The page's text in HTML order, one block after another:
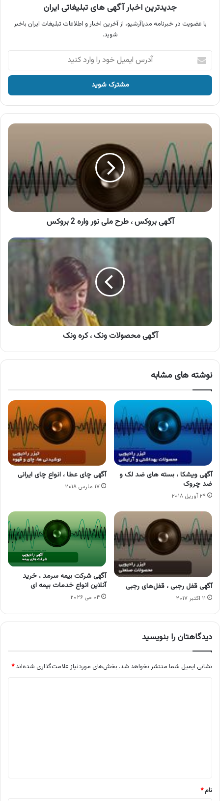
جدیدترین اخبار آگهی های تبلیغاتی ایران
با عضویت در خبرنامه مدیاآرشیو، از آخرین اخبار و اطلاعات تبلیغات ایران باخبر
شوید.
آدرس
ایمیل
خود
وارد
کنید
آگهی
،
طرح
ملی
نور
واره
بروکس
آگهی بروکس ، طرح ملی نور واره 2 بروکس
آگهی
ونک
آگهی محصولات ونک ، کره ونک
نوشته های مشابه
آگهی ویشکا ، بسته های ضد لک و
ضد چروک
۲۹ آوریل ۲۰۱۸
آگهی چای عطا ، انواع چای ایرانی
۱۷ مارس ۲۰۱۸
آگهی قفل رجبی ، قفل‌های رجبی
۱۱ اکتبر ۲۰۱۷
آگهی شرکت بیمه سرمد ، خرید
آنلاین انواع خدمات بیمه ای
۰۴ می ۲۰۲۶
دیدگاهتان را بنویسید
نشانی ایمیل شما منتشر نخواهد شد. بخش‌های موردنیاز علامت‌گذاری شده‌اند*
نام*